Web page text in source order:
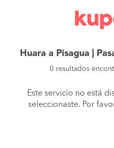
Huara a Pisagua |
0 resultados
Este servicio no está
seleccionaste. Por